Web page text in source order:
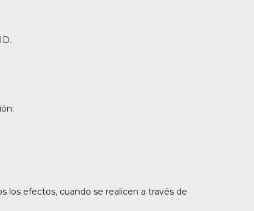
los efectos, cuando se realicen a través de